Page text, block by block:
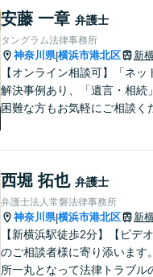
安藤 一章 弁護士
タングラム法律事務所
神奈川県|横浜市港北区 新
【オンライン相談可】「ネ
解決事例あり、「遺言・相続
困難な方もお気軽にご相談く
西堀 拓也 弁護士
弁護士法人常磐法律事務所
神奈川県|横浜市港北区 新
【新横浜駅徒歩2分】【ビデ
のご相談者様に寄り添います
所一丸となって法律トラブル